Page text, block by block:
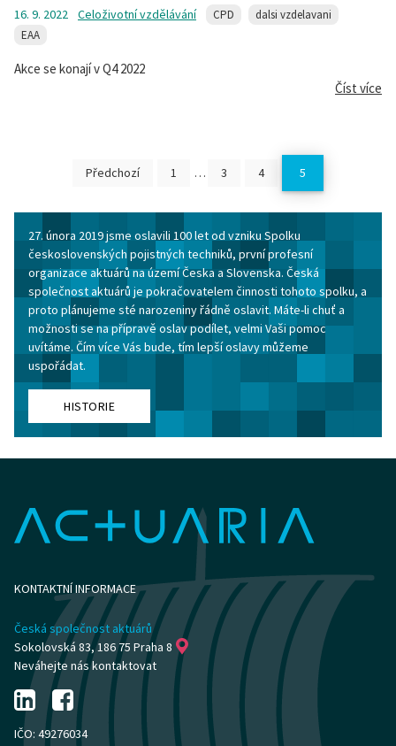
16. 9. 2022 Celoživotní vzdělávání CPD
dalsi vzdelavani
EAA
Akce se konají v Q4 2022
Číst více
Předchozí 1 … 3 4 5
27. února 2019 jsme oslavili 100 let od vzniku Spolku
československých pojistných techniků, první profesní
organizace aktuárů na území Česka a Slovenska. Česká
společnost aktuárů je pokračovatelem činnosti tohoto spolku, a
proto plánujeme sté narozeniny řádně oslavit. Máte-li chuť a
možnosti se na přípravě oslav podílet, velmi Vaši pomoc
uvítáme. Čím více Vás bude, tím lepší oslavy můžeme
uspořádat.
HISTORIE
KONTAKTNÍ INFORMACE
Česká společnost aktuárů
Sokolovská 83, 186 75 Praha 8
Neváhejte nás kontaktovat
IČO: 49276034